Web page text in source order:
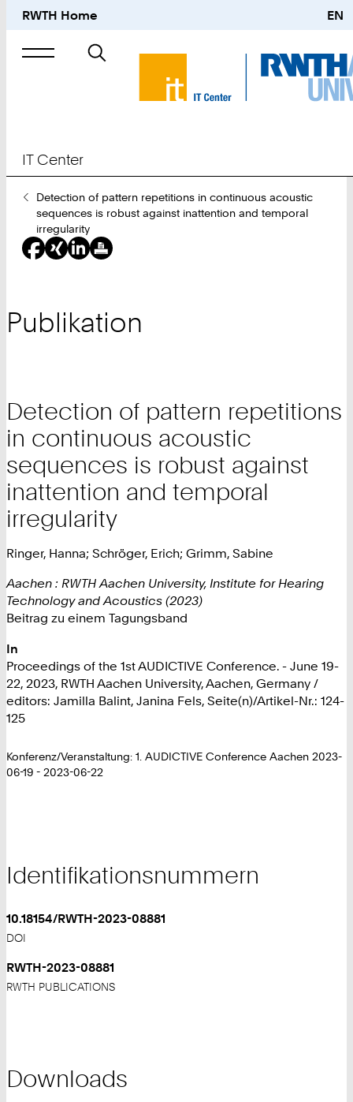
RWTH Home EN
Suche
nach
IT Center
Sie
sind
hier:
Detection of pattern repetitions in continuous acoustic
sequences is robust against inattention and temporal
irregularity
Publikation
Detection of pattern repetitions
in continuous acoustic
sequences is robust against
inattention and temporal
irregularity
Ringer, Hanna; Schröger, Erich; Grimm, Sabine
Aachen : RWTH Aachen University, Institute for Hearing
Technology and Acoustics (2023)
Beitrag zu einem Tagungsband
In
Proceedings of the 1st AUDICTIVE Conference. - June 19-
22, 2023, RWTH Aachen University, Aachen, Germany /
editors: Jamilla Balint, Janina Fels, Seite(n)/Artikel-Nr.: 124-
125
Konferenz/Veranstaltung: 1. AUDICTIVE Conference Aachen 2023-
06-19 - 2023-06-22
Identifikationsnummern
10.18154/RWTH-2023-08881
DOI
RWTH-2023-08881
RWTH PUBLICATIONS
Downloads